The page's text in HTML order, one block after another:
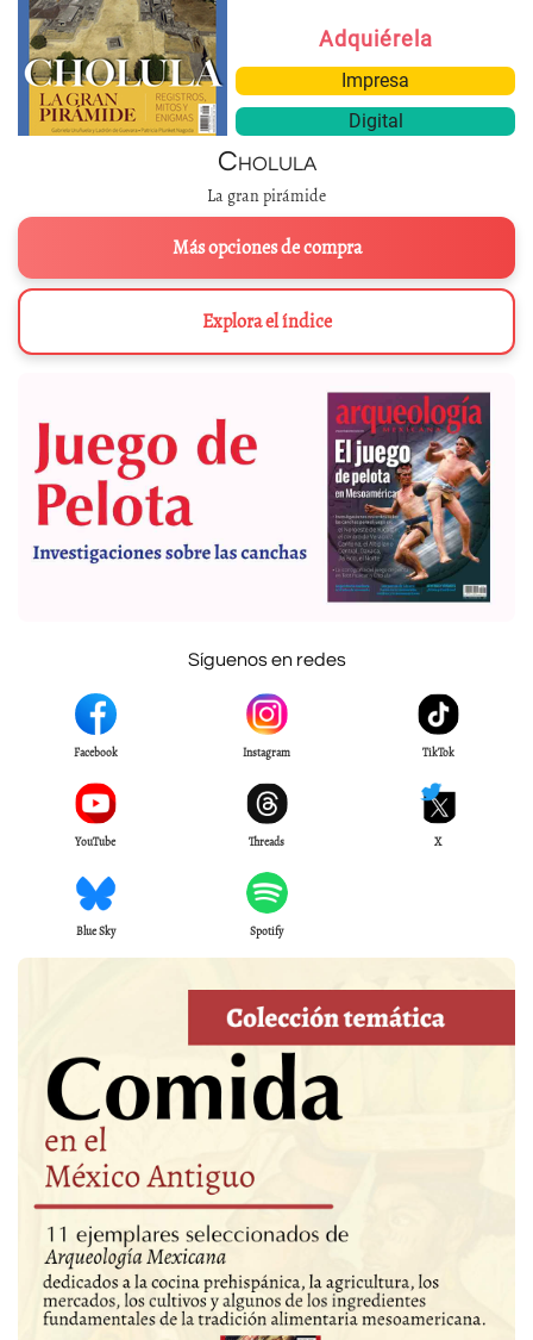
Adquiérela
Impresa
Digital
Cholula
La gran pirámide
Más opciones de compra
Explora el índice
Síguenos en redes
Facebook Instagram TikTok
YouTube Threads X
Blue Sky Spotify